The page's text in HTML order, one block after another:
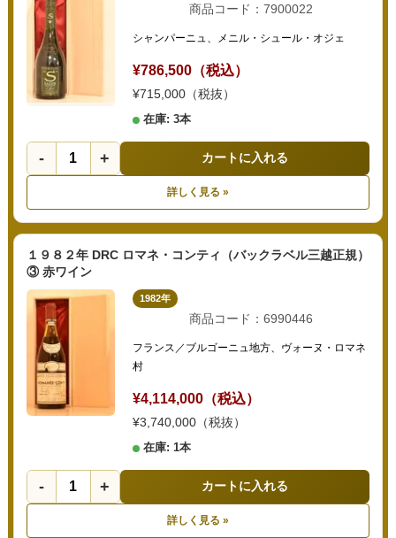
商品コード：7900022
シャンパーニュ、メニル・シュール・オジェ
¥786,500（税込）
¥715,000（税抜）
在庫: 3本
- + カートに入れる
詳しく見る »
１９８２年 DRC ロマネ・コンティ（バックラベル三越正規）
③ 赤ワイン
1982年
商品コード：6990446
フランス／ブルゴーニュ地方、ヴォーヌ・ロマネ
村
¥4,114,000（税込）
¥3,740,000（税抜）
在庫: 1本
- + カートに入れる
詳しく見る »